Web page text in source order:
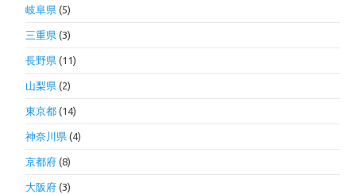
岐阜県 (5)
三重県 (3)
長野県 (11)
山梨県 (2)
東京都 (14)
神奈川県 (4)
京都府 (8)
大阪府 (3)